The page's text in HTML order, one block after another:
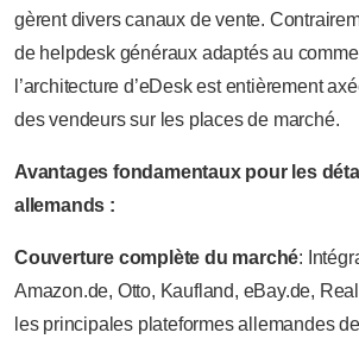
gèrent divers canaux de vente.
de helpdesk généraux adaptés au
l’architecture d’eDesk est entièrement
des vendeurs sur les places de marché.
Avantages fondamentaux pour les
allemands :
Couverture complète du marché:
Amazon.de, Otto, Kaufland, eBay.de,
les principales plateformes allemandes